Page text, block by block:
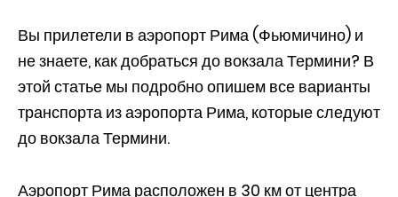
Вы прилетели в аэропорт Рима (Фьюмичино) и
не знаете, как добраться до вокзала Термини? В
этой статье мы подробно опишем все варианты
транспорта из аэропорта Рима, которые следуют
до вокзала Термини.
Аэропорт Рима расположен в 30 км от центра